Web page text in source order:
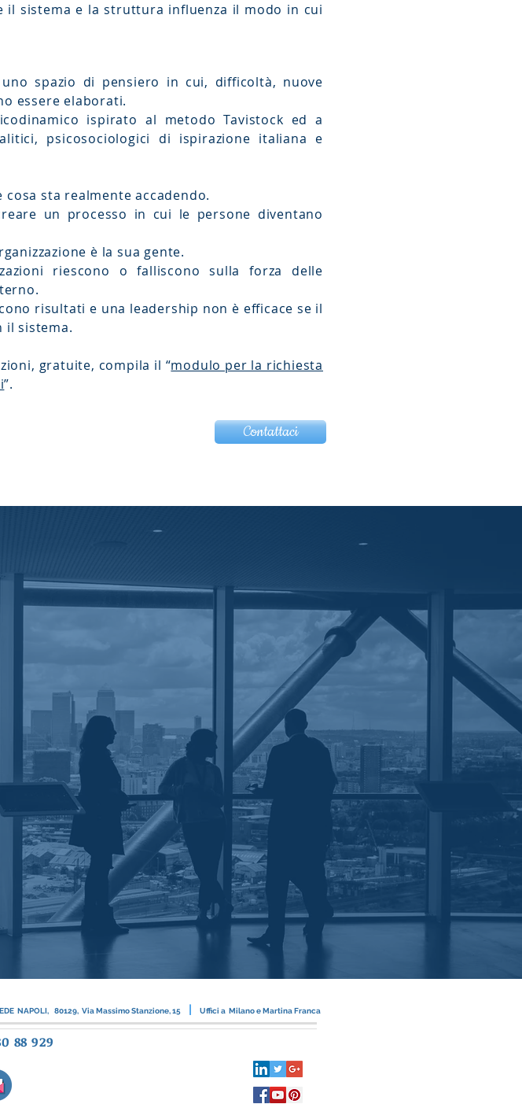
il sistema e la struttura influenza il modo in cui
spazio di pensiero in cui, difficoltà, nuove
essere elaborati.
ispirato al metodo Tavistock ed a
psicosociologici di ispirazione italiana e
sta realmente accadendo.
un processo in cui le persone diventano
è la sua gente.
riescono o falliscono sulla forza delle
risultati e una leadership non è efficace se il
il sistema.
gratuite, compila il “modulo per la richiesta
”.
Contattaci
NAPOLI, 80129, Via Massimo Stanzione, 15 | Uffici a Milano e Martina Franca
88 929